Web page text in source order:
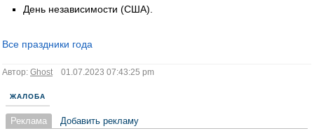
День независимости (США).
Все праздники года
Автор: Ghost01.07.2023 07:43:25 pm
ЖАЛОБА
Реклама Добавить рекламу